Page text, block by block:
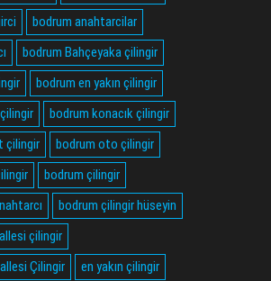
bodrum anahtarcilar
bodrum Bahçeyaka çilingir
bodrum en yakın çilingir
bodrum konacık çilingir
çilingir
bodrum oto çilingir
bodrum çilingir
bodrum çilingir hüseyin
çilingir
Çilingir
en yakın çilingir